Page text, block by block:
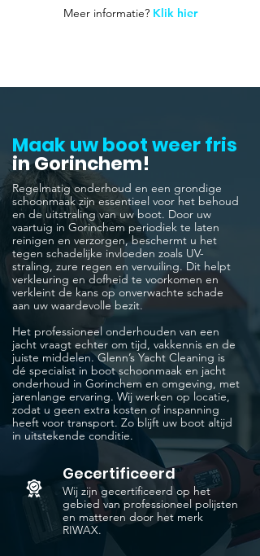
Meer informatie? Klik hier
Maak uw boot weer fris
in Gorinchem!
Regelmatig onderhoud en een grondige
schoonmaak zijn essentieel voor het behoud
en de uitstraling van uw boot. Door uw
vaartuig in Gorinchem periodiek te laten
reinigen en verzorgen, beschermt u het
tegen schadelijke invloeden zoals UV-
straling, zure regen en vervuiling. Dit helpt
verkleuring en dofheid te voorkomen en
verkleint de kans op onverwachte schade
aan uw waardevolle bezit.
Het professioneel onderhouden van een
jacht vraagt echter om tijd, vakkennis en de
juiste middelen. Glenn’s Yacht Cleaning is
dé specialist in boot schoonmaak en jacht
onderhoud in Gorinchem en omgeving, met
jarenlange ervaring. Wij werken op locatie,
zodat u geen extra kosten of inspanning
heeft voor transport. Zo blijft uw boot altijd
in uitstekende conditie.
Gecertificeerd
Wij zijn gecertificeerd op het
gebied van professioneel polijsten
en matteren door het merk
RIWAX.